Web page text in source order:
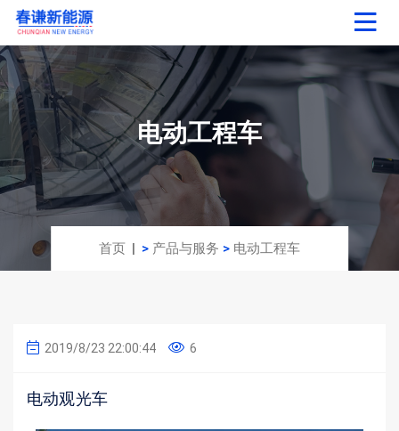
电动工程车
首页 > 产品与服务 > 电动工程车
2019/8/23 22:00:44 6
电动观光车